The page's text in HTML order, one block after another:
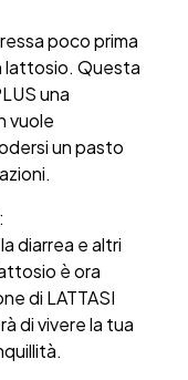
poco prima
lattosio. Questa
una
vuole
un pasto
:
diarrea e altri
è ora
di LATTASI
di vivere la tua